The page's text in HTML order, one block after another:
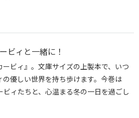
ビィと一緒に！
ビィ』。文庫サイズの上製本で、いつ
優しい世界を持ち歩けます。今巻は
ビィたちと、心温まる冬の一日を過ごし